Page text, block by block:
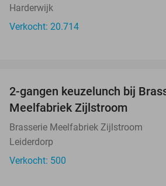
Harderwijk
Verkocht: 20.714
2-gangen keuzelunch bij
Meelfabriek Zijlstroom
Brasserie Meelfabriek Zijlstroom
Leiderdorp
Verkocht: 500